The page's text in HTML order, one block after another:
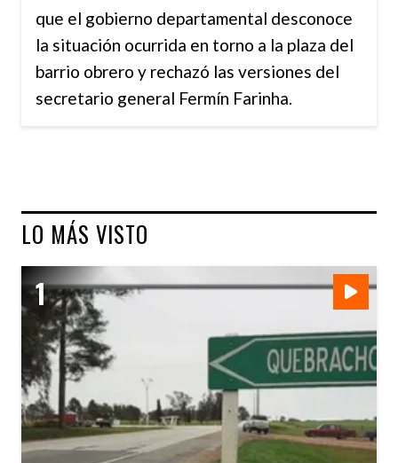
que el gobierno departamental desconoce
la situación ocurrida en torno a la plaza del
barrio obrero y rechazó las versiones del
secretario general Fermín Farinha.
LO MÁS VISTO